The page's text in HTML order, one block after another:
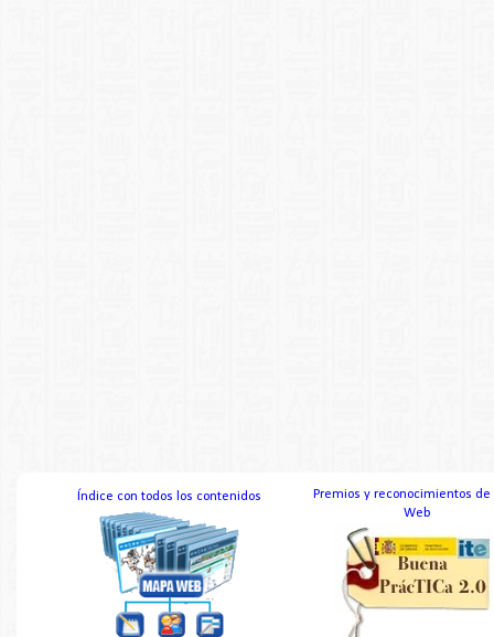
Índice con todos los contenidos
Premios y reconocimientos
Web